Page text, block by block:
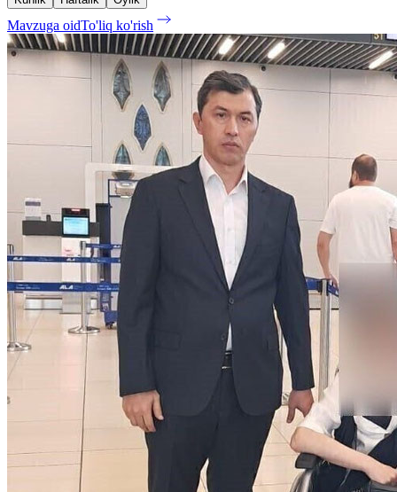
Mavzuga oidTo'liq ko'rish